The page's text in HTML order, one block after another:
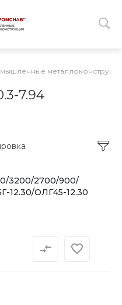
7.94
3200/2700/900/
12.30/ОЛГ45-12.30